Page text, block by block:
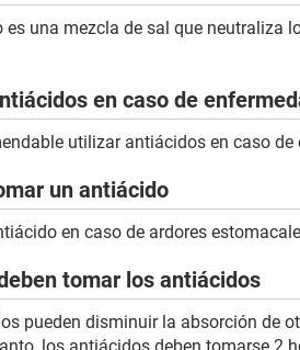
es una mezcla de sal que neutraliza
en caso de
utilizar antiácidos en caso
un antiácido
en caso de ardores
tomar los antiácidos
pueden disminuir la absorción de